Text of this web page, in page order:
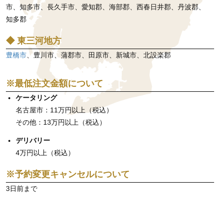
市、知多市、長久手市、愛知郡、海部郡、西春日井郡、丹波郡、
知多郡
◆ 東三河地方
豊橋市 、豊川市、蒲郡市、田原市、新城市、北設楽郡
※最低注文金額について
ケータリング
名古屋市：11万円以上（税込）
その他：13万円以上（税込）
デリバリー
4万円以上（税込）
※予約変更キャンセルについて
3日前まで